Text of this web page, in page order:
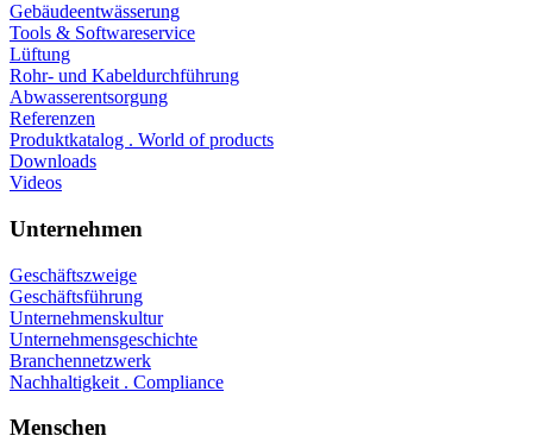
Gebäudeentwässerung
Tools & Softwareservice
Lüftung
Rohr- und Kabeldurchführung
Abwasserentsorgung
Referenzen
Produktkatalog . World of products
Downloads
Videos
Unternehmen
Geschäftszweige
Geschäftsführung
Unternehmenskultur
Unternehmensgeschichte
Branchennetzwerk
Nachhaltigkeit . Compliance
Menschen